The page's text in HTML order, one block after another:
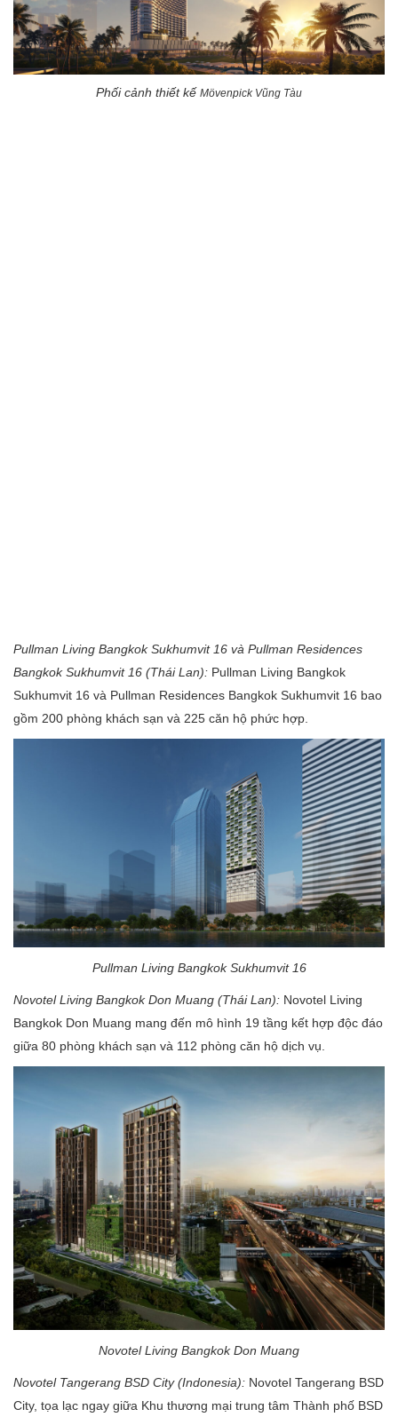
Phối cảnh thiết kế Mövenpick Vũng Tàu
Pullman Living Bangkok Sukhumvit 16 và Pullman Residences
Bangkok Sukhumvit 16 (Thái Lan): Pullman Living Bangkok
Sukhumvit 16 và Pullman Residences Bangkok Sukhumvit 16 bao
gồm 200 phòng khách sạn và 225 căn hộ phức hợp.
Pullman Living Bangkok Sukhumvit 16
Novotel Living Bangkok Don Muang (Thái Lan): Novotel Living
Bangkok Don Muang mang đến mô hình 19 tầng kết hợp độc đáo
giữa 80 phòng khách sạn và 112 phòng căn hộ dịch vụ.
Novotel Living Bangkok Don Muang
Novotel Tangerang BSD City (Indonesia): Novotel Tangerang BSD
City, tọa lạc ngay giữa Khu thương mại trung tâm Thành phố BSD